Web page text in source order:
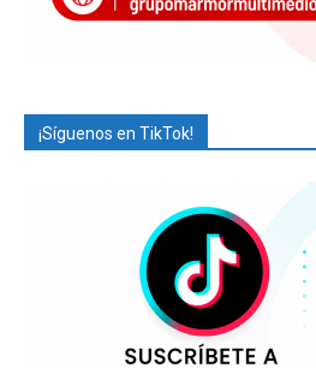
¡Síguenos en TikTok!